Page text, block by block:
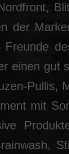
der
Freunde
einen gut
Pullis,
mit